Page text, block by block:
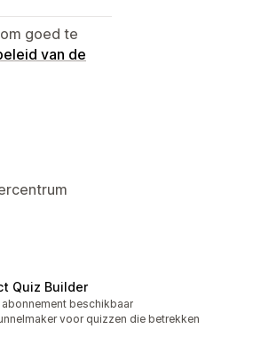
goed te
van de
Quiz Builder
abonnement beschikbaar
voor quizzen die betrekken